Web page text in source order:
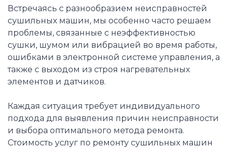
Встречаясь с разнообразием неисправностей
сушильных машин, мы особенно часто решаем
проблемы, связанные с неэффективностью
сушки, шумом или вибрацией во время работы,
ошибками в электронной системе управления, а
также с выходом из строя нагревательных
элементов и датчиков.
Каждая ситуация требует индивидуального
подхода для выявления причин неисправности
и выбора оптимального метода ремонта.
Стоимость услуг по ремонту сушильных машин